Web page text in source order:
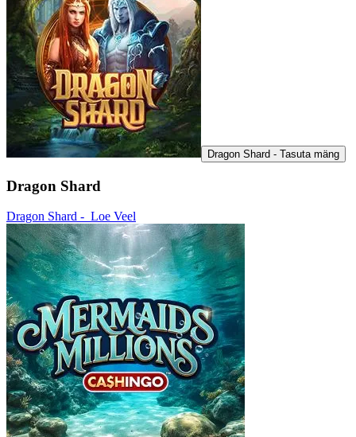
Dragon Shard - Tasuta mäng
Dragon Shard
Dragon Shard - Loe Veel